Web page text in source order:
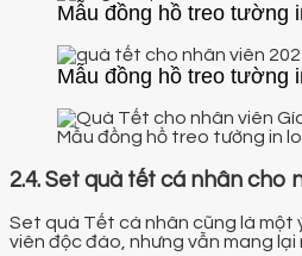
Mẫu đồng hồ treo tường
Mẫu đồng hồ treo tường
Mẫu đồng hồ treo tường in
2.4. Set quà tết cá nhân cho
Set quà Tết cá nhân cũng là một
viên độc đáo, nhưng vẫn mang lại